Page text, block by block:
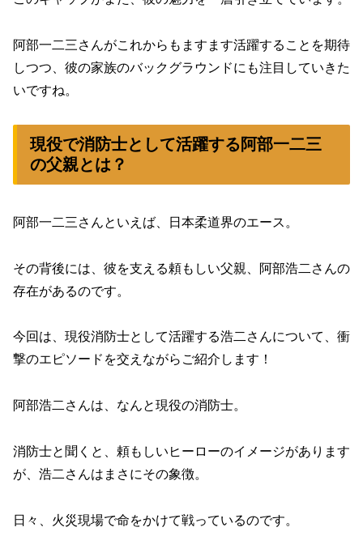
阿部一二三さんがこれからもますます活躍することを期待
しつつ、彼の家族のバックグラウンドにも注目していきた
いですね。
現役で消防士として活躍する阿部一二三
の父親とは？
阿部一二三さんといえば、日本柔道界のエース。
その背後には、彼を支える頼もしい父親、阿部浩二さんの
存在があるのです。
今回は、現役消防士として活躍する浩二さんについて、衝
撃のエピソードを交えながらご紹介します！
阿部浩二さんは、なんと現役の消防士。
消防士と聞くと、頼もしいヒーローのイメージがあります
が、浩二さんはまさにその象徴。
日々、火災現場で命をかけて戦っているのです。